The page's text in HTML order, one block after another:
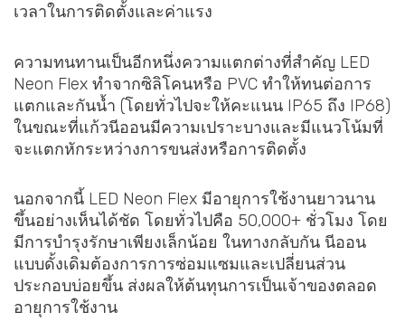
เวลาในการติดตั้งและค่าแรง
ความทนทานเป็นอีกหนึ่งความแตกต่างที่สำคัญ LED
Neon Flex ทำจากซิลิโคนหรือ PVC ทำให้ทนต่อการ
แตกและกันน้ำ (โดยทั่วไปจะให้คะแนน IP65 ถึง IP68)
ในขณะที่แก้วนีออนมีความเปราะบางและมีแนวโน้มที่
จะแตกหักระหว่างการขนส่งหรือการติดตั้ง
นอกจากนี้ LED Neon Flex มีอายุการใช้งานยาวนาน
ขึ้นอย่างเห็นได้ชัด โดยทั่วไปคือ 50,000+ ชั่วโมง โดย
มีการบำรุงรักษาเพียงเล็กน้อย ในทางกลับกัน นีออน
แบบดั้งเดิมต้องการการซ่อมแซมและเปลี่ยนส่วน
ประกอบบ่อยขึ้น ส่งผลให้ต้นทุนการเป็นเจ้าของตลอด
อายุการใช้งาน